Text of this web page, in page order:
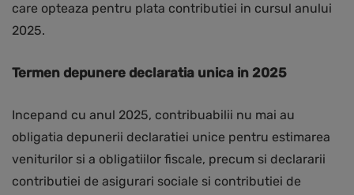
care opteaza pentru plata contributiei in cursul anului
2025.
Termen depunere declaratia unica in 2025
Incepand cu anul 2025, contribuabilii nu mai au
obligatia depunerii declaratiei unice pentru estimarea
veniturilor si a obligatiilor fiscale, precum si declararii
contributiei de asigurari sociale si contributiei de